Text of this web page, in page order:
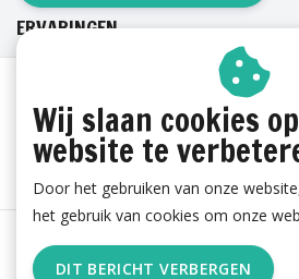
ERVARINGEN
Algemene voorwaarden | Cookies
RSS Feed
Wij slaan cookies
website te
Door het gebruiken van onze
het gebruik van cookies om onze
DIT BERICHT VERBERGEN